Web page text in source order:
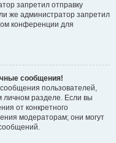
запретил отправку
же администратор запретил
конференции для
сообщения!
пользователей,
личном разделе. Если вы
от конкретного
модераторам; они могут